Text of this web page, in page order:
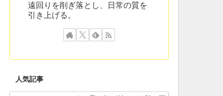
遠回りを削ぎ落とし、日常の質を
引き上げる。
人気記事